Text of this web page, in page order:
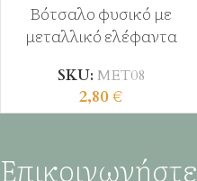
Βότσαλο φυσικό με
μεταλλικό ελέφαντα
SKU: ΜΕΤ08
2,80€
Επικοινωνήστε